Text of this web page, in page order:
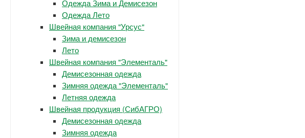
Одежда Зима и Демисезон
Одежда Лето
Швейная компания "Урсус"
Зима и демисезон
Лето
Швейная компания "Элементаль"
Демисезонная одежда
Зимняя одежда "Элементаль"
Летняя одежда
Швейная продукция (СибАГРО)
Демисезонная одежда
Зимняя одежда